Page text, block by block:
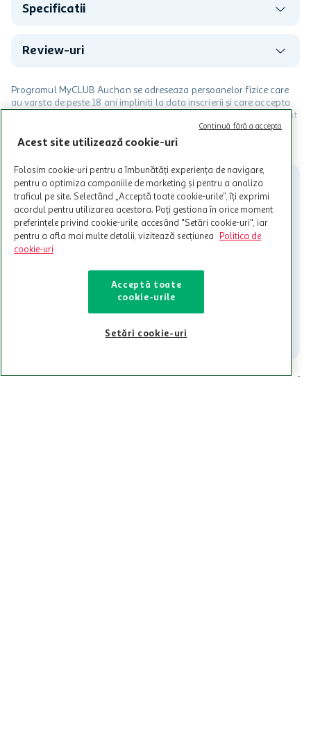
Specificatii
Review-uri
Programul MyCLUB Auchan se adreseaza persoanelor fizice care
au varsta de peste 18 ani impliniti la data inscrierii și care accepta
Termenele și Condițiile Programului. Ofertele MyCLUB Auchan sunt
valabile in limita stocurilor disponibile. Beneficiile se acorda in
limita a 12 unitati / card client o singura data in perioada promotiei.
participante și pentru acțiuni promotionale indicate de Auchan si
nu poate fi utilizat in legatura cu alti comercianți sau pentru alte
activitati in afara celor mentionate in Termene si Conditii. Auchan
nu raspunde pentru imposibilitatea utilizarii Cardului in perioada in
care aceste este suspendat sau in perioada in care sunt efectuate
intretineri sau reparatii tehnice la sistemul de utilizarea al Cardului.
CITESTE MAI MULT
Iti stam mereu la dispozitie.
021-9141 contact@auchan.ro
Contact
Pentru tine
Acest site utilizează cookie-uri
Folosim cookie-uri pentru a îmbunătăți experiența de navigare,
pentru a optimiza campaniile de marketing și pentru a analiza
traficul pe site. Selectând „Acceptă toate cookie-urile”, îți exprimi
acordul pentru utilizarea acestora. Poți gestiona în orice moment
preferințele privind cookie-urile, accesând "Setări cookie-uri", iar
pentru a afla mai multe detalii, vizitează secțiunea
Politica de
cookie-uri
Acceptă toate
cookie-urile
Setări cookie-uri
Continuă fără a accepta